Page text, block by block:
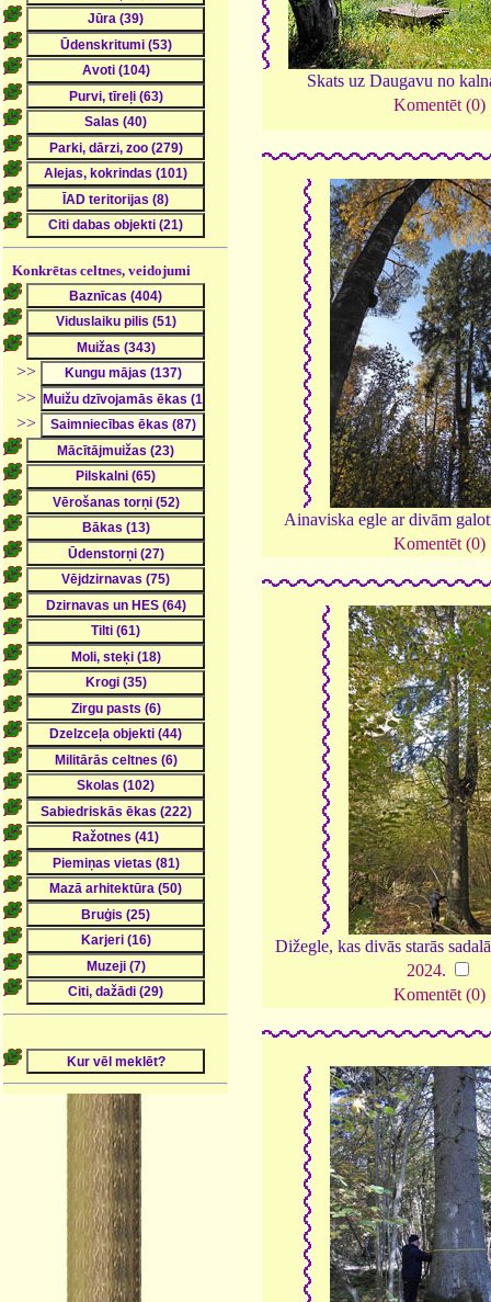
Konkrētas celtnes, veidojumi
>>
>>
>>
Skats uz Daugavu no
Komentēt (0)
Ainaviska egle ar divām
Komentēt (0)
Dižegle, kas divās starās
2024.
Komentēt (0)